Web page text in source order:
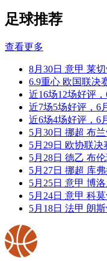
足球推荐
查看更多
8月30日 意甲 莱
6.9重心 欧国联决
近16场12场好评
近7场5场好评，6
近6场4场好评，6
5月30日 挪超 布
5月29日 欧协联
5月28日 德乙 布
5月27日 挪超 库
5月25日 意甲 博
5月24日 意甲 科
5月18日 法甲 朗